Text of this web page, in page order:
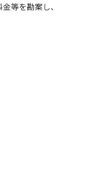
等を勘案し、